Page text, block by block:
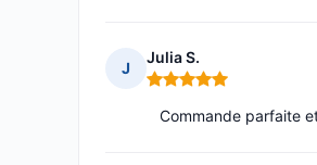
J
Julia S.
Note : 5 sur 5
Commande parfaite